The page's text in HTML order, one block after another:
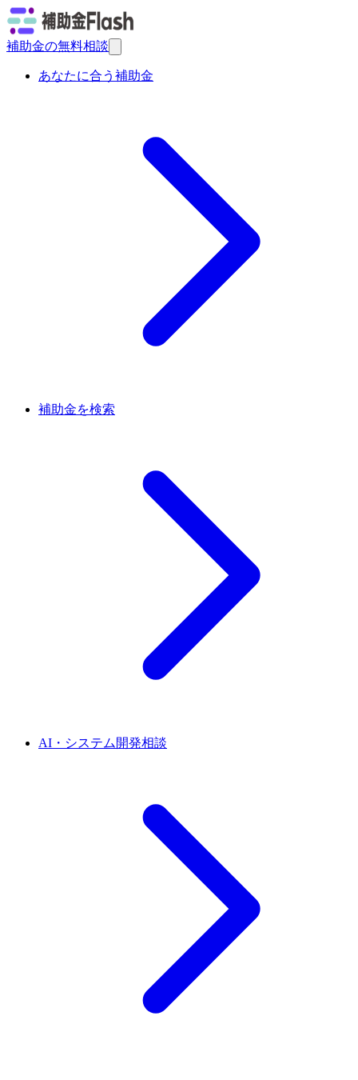
補助金の無料相談
あなたに合う補助金
補助金を検索
AI・システム開発相談